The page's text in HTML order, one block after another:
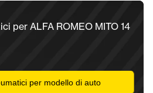
per ALFA ROMEO MITO 14
per modello di auto